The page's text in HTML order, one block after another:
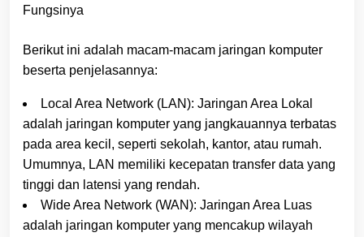
Fungsinya
Berikut ini adalah macam-macam jaringan komputer
beserta penjelasannya:
Local Area Network (LAN): Jaringan Area Lokal
adalah jaringan komputer yang jangkauannya terbatas
pada area kecil, seperti sekolah, kantor, atau rumah.
Umumnya, LAN memiliki kecepatan transfer data yang
tinggi dan latensi yang rendah.
Wide Area Network (WAN): Jaringan Area Luas
adalah jaringan komputer yang mencakup wilayah